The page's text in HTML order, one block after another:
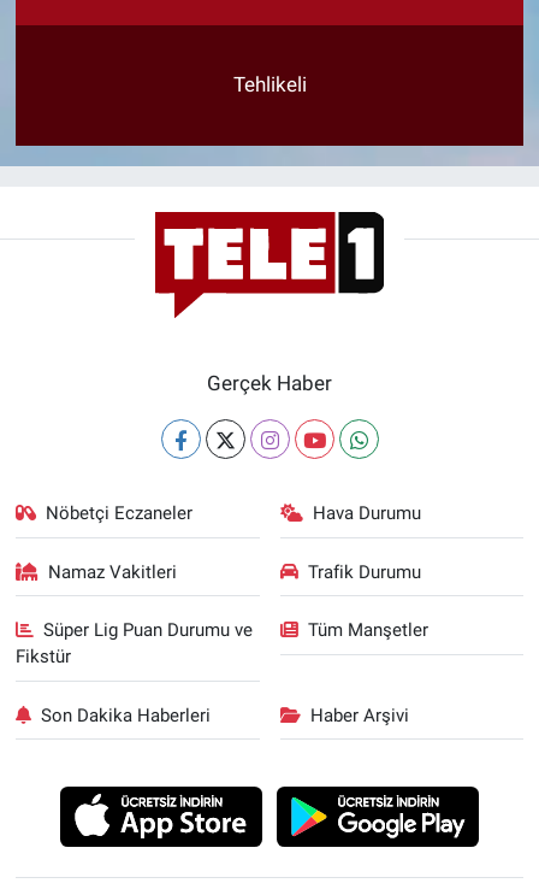
Tehlikeli
Gerçek Haber
Nöbetçi Eczaneler Hava Durumu
Namaz Vakitleri Trafik Durumu
Süper Lig Puan Durumu ve
Fikstür
Tüm Manşetler
Son Dakika Haberleri Haber Arşivi